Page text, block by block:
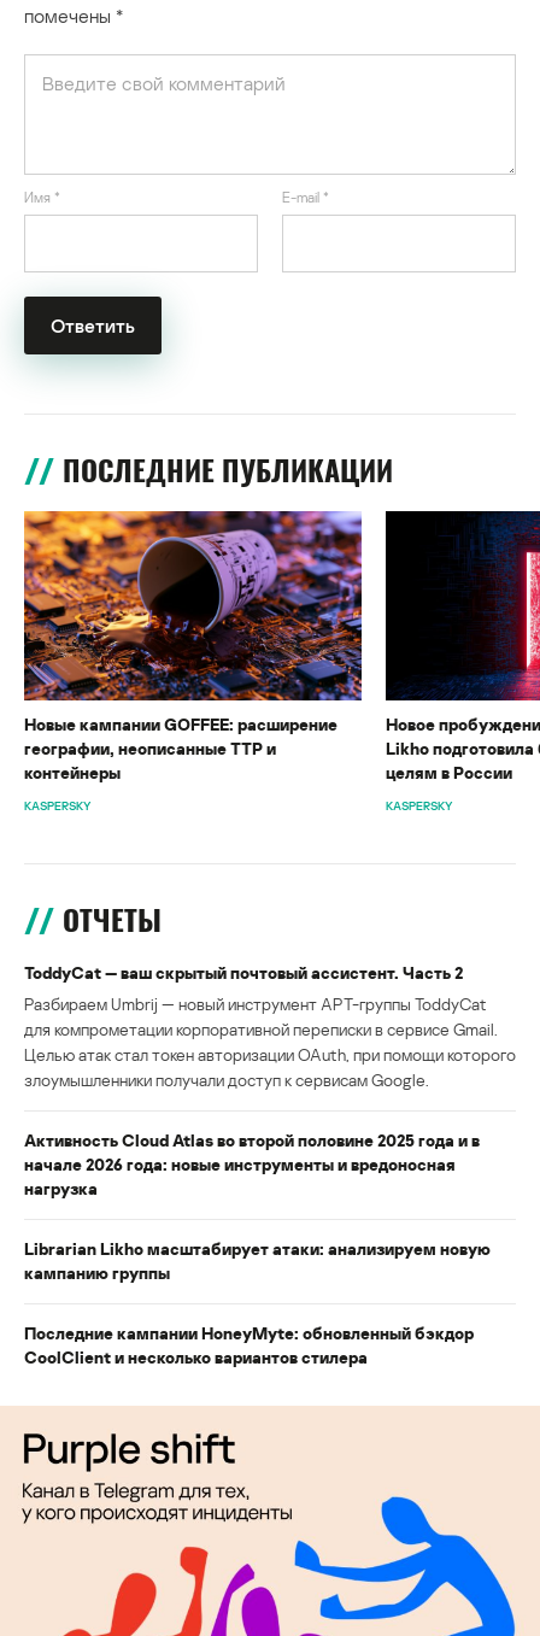
помечены *
Имя * E-mail *
ПОСЛЕДНИЕ ПУБЛИКАЦИИ
Новые кампании GOFFEE: расширение
географии, неописанные TTP и
контейнеры
KASPERSKY
Новое
Likho
целям в России
KASPERSKY
ОТЧЕТЫ
ToddyCat — ваш скрытый почтовый ассистент. Часть 2
Разбираем Umbrij — новый инструмент APT-группы ToddyCat
для компрометации корпоративной переписки в сервисе Gmail.
Целью атак стал токен авторизации OAuth, при помощи которого
злоумышленники получали доступ к сервисам Google.
Активность Cloud Atlas во второй половине 2025 года и в
начале 2026 года: новые инструменты и вредоносная
нагрузка
Librarian Likho масштабирует атаки: анализируем новую
кампанию группы
Последние кампании HoneyMyte: обновленный бэкдор
CoolClient и несколько вариантов стилера